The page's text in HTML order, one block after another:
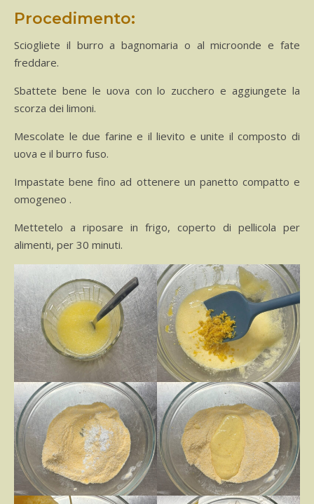
Procedimento:
Sciogliete il burro a bagnomaria o al microonde e fate
freddare.
Sbattete bene le uova con lo zucchero e aggiungete la
scorza dei limoni.
Mescolate le due farine e il lievito e unite il composto di
uova e il burro fuso.
Impastate bene fino ad ottenere un panetto compatto e
omogeneo .
Mettetelo a riposare in frigo, coperto di pellicola per
alimenti, per 30 minuti.